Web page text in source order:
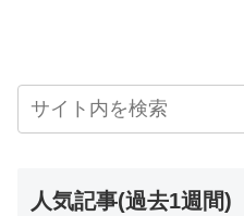
人気記事(過去1週間)